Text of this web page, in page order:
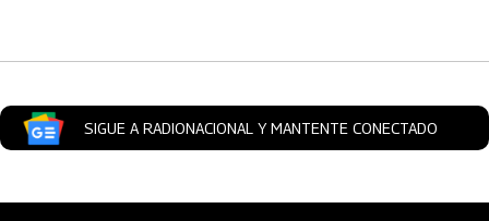
SIGUE A RADIONACIONAL Y MANTENTE CONECTADO